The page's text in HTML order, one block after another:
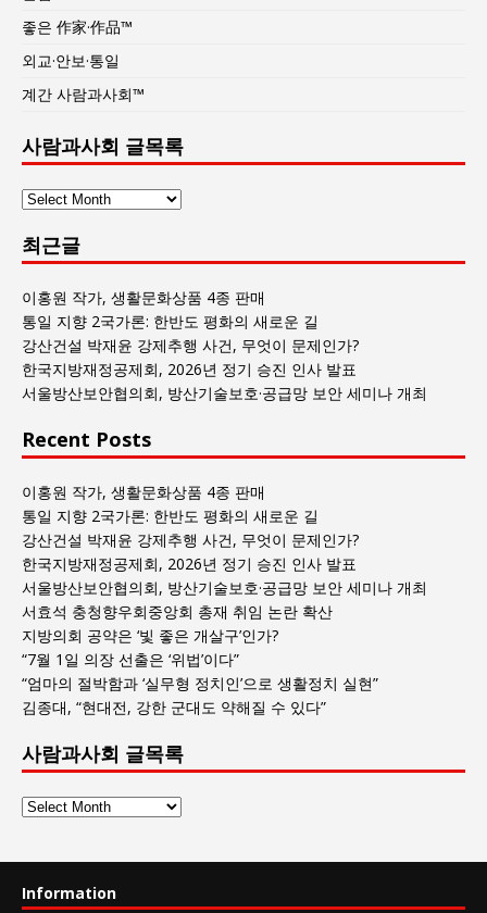
좋은 作家·作品™
외교·안보·통일
계간 사람과사회™
사람과사회 글목록
사
과
사
회
글
목
록
최근글
이홍원 작가, 생활문화상품 4종 판매
통일 지향 2국가론: 한반도 평화의 새로운 길
강산건설 박재윤 강제추행 사건, 무엇이 문제인가?
한국지방재정공제회, 2026년 정기 승진 인사 발표
서울방산보안협의회, 방산기술보호·공급망 보안 세미나 개최
Recent Posts
이홍원 작가, 생활문화상품 4종 판매
통일 지향 2국가론: 한반도 평화의 새로운 길
강산건설 박재윤 강제추행 사건, 무엇이 문제인가?
한국지방재정공제회, 2026년 정기 승진 인사 발표
서울방산보안협의회, 방산기술보호·공급망 보안 세미나 개최
서효석 충청향우회중앙회 총재 취임 논란 확산
지방의회 공약은 ‘빛 좋은 개살구’인가?
“7월 1일 의장 선출은 ‘위법’이다”
“엄마의 절박함과 ‘실무형 정치인’으로 생활정치 실현”
김종대, “현대전, 강한 군대도 약해질 수 있다”
사람과사회 글목록
사
회
Information